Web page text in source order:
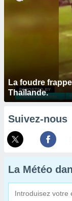
La foudre
Thaïlande.
Suivez-nous
La Météo